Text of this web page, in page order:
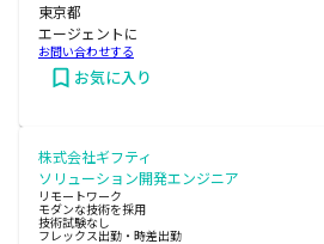
東京都
エージェントに
お問い合わせする
お気に入り
株式会社ギフティ
ソリューション開発エンジニア
リモートワーク
モダンな技術を採用
技術試験なし
フレックス出勤・時差出勤